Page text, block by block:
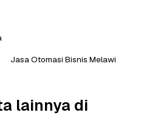
Jasa Otomasi Bisnis Melawi
lainnya di